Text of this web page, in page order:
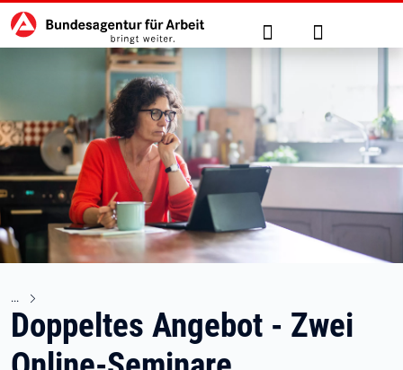
zu den Hauptinhalten springen
Hauptnavigation Suche Anmelden
Doppeltes Angebot - Zwei